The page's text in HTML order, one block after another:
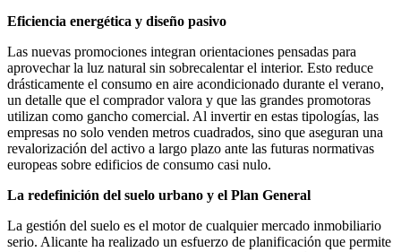
Eficiencia energética y diseño pasivo
Las nuevas promociones integran orientaciones pensadas para
aprovechar la luz natural sin sobrecalentar el interior. Esto reduce
drásticamente el consumo en aire acondicionado durante el verano,
un detalle que el comprador valora y que las grandes promotoras
utilizan como gancho comercial. Al invertir en estas tipologías, las
empresas no solo venden metros cuadrados, sino que aseguran una
revalorización del activo a largo plazo ante las futuras normativas
europeas sobre edificios de consumo casi nulo.
La redefinición del suelo urbano y el Plan General
La gestión del suelo es el motor de cualquier mercado inmobiliario
serio. Alicante ha realizado un esfuerzo de planificación que permite